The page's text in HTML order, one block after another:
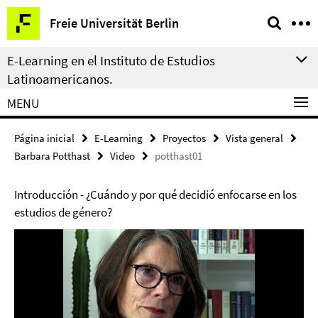
Springe
direkt
zu
Inhalt
Freie Universität Berlin
Herramientas
de
navegación
E-Learning en el Instituto de Estudios
Latinoamericanos.
MENU
Página inicial E-Learning Proyectos
Vista general
Barbara Potthast
Video potthast01
Introducción - ¿Cuándo y por qué decidió enfocarse en los
estudios de género?